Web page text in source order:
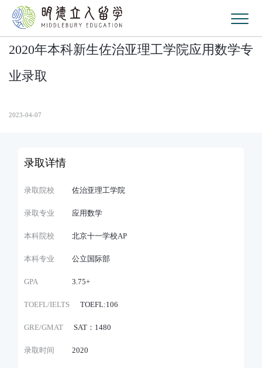
2020年本科新生佐治亚理工学院应用数学专
业录取
2023-04-07
录取详情
录取院校 佐治亚理工学院
录取专业 应用数学
本科院校 北京十一学校AP
本科专业 公立国际部
GPA 3.75+
TOEFL/IELTS TOEFL:106
GRE/GMAT SAT：1480
录取时间 2020